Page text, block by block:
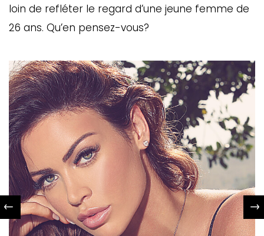
loin de refléter le regard d’une jeune femme de
26 ans. Qu’en pensez-vous?